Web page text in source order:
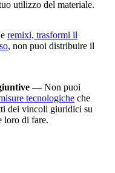
utilizzo del materiale.
remixi, trasformi il
, non puoi distribuire il
— Non puoi
tecnologiche che
dei vincoli giuridici su
loro di fare.